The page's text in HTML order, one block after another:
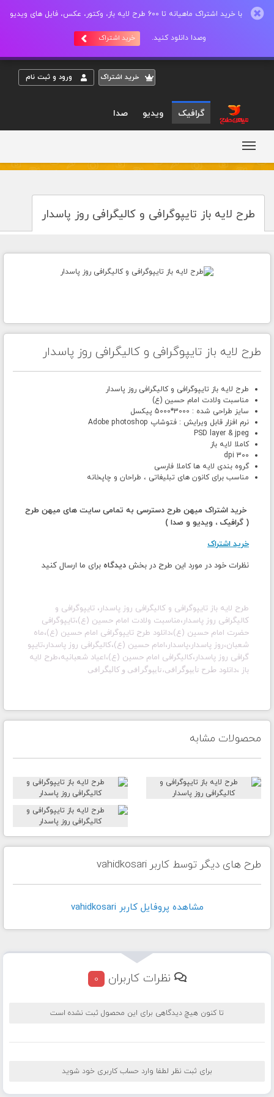
با خرید اشتراک ماهیانه تا 600 طرح لایه باز، وکتور، عکس، فایل های ویدیو
وصدا دانلود کنید. خرید اشتراک
خريد اشتراک ورود و ثبت نام
گرافیک ویدیو صدا
طرح لایه باز تایپوگرافی و کالیگرافی روز پاسدار
طرح لایه باز تایپوگرافی و کالیگرافی روز پاسدار
طرح لایه باز تایپوگرافی و کالیگرافی روز پاسدار
مناسبت ولادت امام حسین (ع)
سایز طراحی شده : 3000*5000 پیکسل
نرم افزار قابل ویرایش : فتوشاپ Adobe photoshop
PSD layer & jpeg
کاملا لایه باز
300 dpi
گروه بندی لایه ها کاملا فارسی
مناسب برای کانون های تبلیغاتی ، طراحان و چاپخانه
خرید اشتراک میهن طرح دسترسی به تمامی سایت های میهن طرح
( گرافیک ، ویدیو و صدا )
خرید اشتراک
نظرات خود در مورد این طرح در بخش دیدگاه برای ما ارسال کنید
طرح لایه باز تایپوگرافی و کالیگرافی روز پاسدار، تایپوگرافی و
کالیگرافی روز پاسدار،مناسبت ولادت امام حسین (ع)،تایپوگرافی
حضرت امام حسین (ع)،دانلود طرح تایپوگرافی امام حسین (ع)،ماه
شعبان،روز پاسدار،پاسدار،امام حسین (ع)،کالیگرافی روز پاسدار،تایپو
گرافی روز پاسدار،کالیگرافی امام حسین (ع)،اعیاد شعبانیه،طرح لایه
باز ،دانلود طرح تایپوگرافی،تایپوگرافی و کالیگرافی
محصولات مشابه
طرح های دیگر توسط کاربر vahidkosari
مشاهده پروفايل کاربر vahidkosari
نظرات کاربران 0
تا کنون هیچ دیدگاهی برای این محصول ثبت نشده است
برای ثبت نظر لطفا وارد حساب کاربری خود شوید